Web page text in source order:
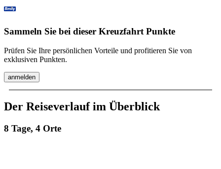
Sammeln Sie bei dieser Kreuzfahrt Punkte
Prüfen Sie Ihre persönlichen Vorteile und profitieren Sie von
exklusiven Punkten.
anmelden
Der Reiseverlauf im Überblick
8 Tage, 4 Orte